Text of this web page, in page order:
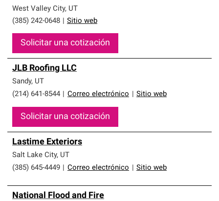
West Valley City, UT
(385) 242-0648
Sitio web
Solicitar una cotización
JLB Roofing LLC
Sandy, UT
(214) 641-8544
Correo electrónico Sitio web
Solicitar una cotización
Lastime Exteriors
Salt Lake City, UT
(385) 645-4449
Correo electrónico Sitio web
National Flood and Fire